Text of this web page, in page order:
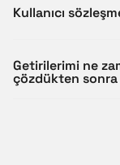
Kullanıcı
Getirilerimi ne
çözdükten sonra